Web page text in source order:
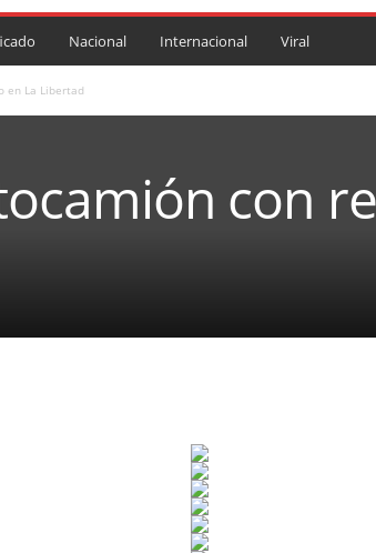
Nacional Internacional Viral
en La Libertad
con